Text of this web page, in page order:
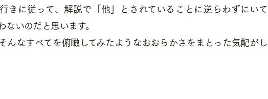
きに従って、解説で「他」とされていることに逆らわずにいて
ないのだと思います。
なすべてを俯瞰してみたようなおおらかさをまとった気配がし